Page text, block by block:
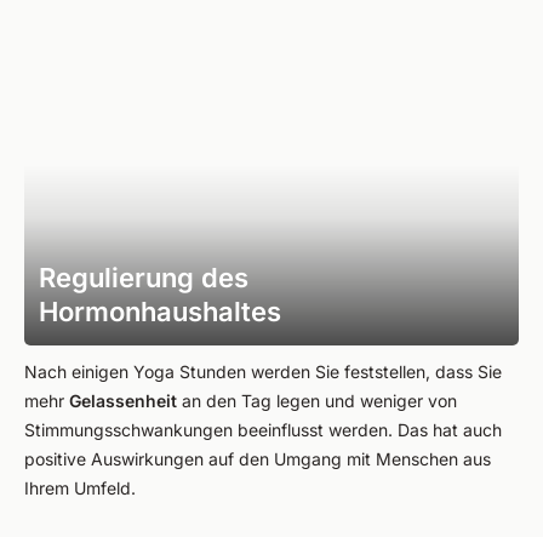
Regulierung des
Hormonhaushaltes
Nach einigen Yoga Stunden werden Sie feststellen, dass Sie
mehr Gelassenheit an den Tag legen und weniger von
Stimmungsschwankungen beeinflusst werden. Das hat auch
positive Auswirkungen auf den Umgang mit Menschen aus
Ihrem Umfeld.